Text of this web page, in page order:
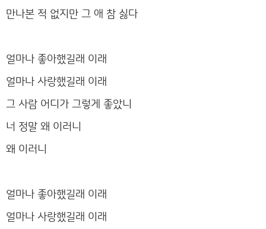
만나본 적 없지만 그 애 참 싫다
얼마나 좋아했길래 이래
얼마나 사랑했길래 이래
그 사람 어디가 그렇게 좋았니
너 정말 왜 이러니
왜 이러니
얼마나 좋아했길래 이래
얼마나 사랑했길래 이래